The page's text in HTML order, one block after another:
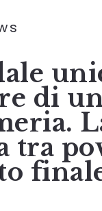
di
tra